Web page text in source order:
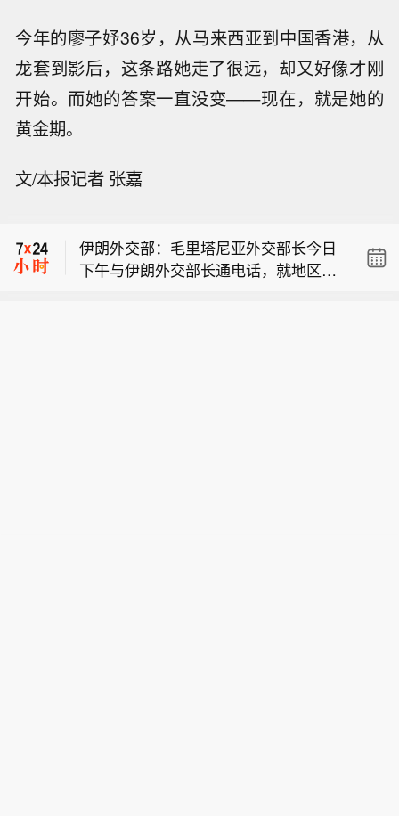
今年的廖子妤36岁，从马来西亚到中国香港，从
龙套到影后，这条路她走了很远，却又好像才刚
开始。而她的答案一直没变——现在，就是她的
黄金期。
文/本报记者 张嘉
长通电话。
伊朗外交部：毛里塔尼亚外交部长今日
下午与伊朗外交部长通电话，就地区最